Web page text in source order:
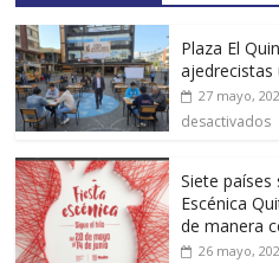
Plaza El
ajedrecistas
27 mayo,
desactivados
Siete países
Escénica
de manera
26 mayo,